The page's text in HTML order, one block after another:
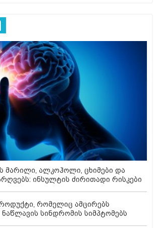
მარილი, ალკოჰოლი, ცხიმები და
ინსულტის ძირითადი რისკები
რომელიც ამცირებს
სინდრომის სიმპტომებს